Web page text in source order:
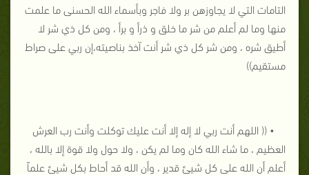
التامات التي لا يجاوزهن بر ولا فاجر وبأسماء الله الحسنى ما علمت
منها وما لم أعلم من شر ما خلق و ذرأ و برأ ، ومن كل ذي شر لا
أطيق شره ، ومن شر كل ذي شر أنت آخذ بناصيته،إن ربي على صراط
مستقيم))
• (( اللهم أنت ربي لا إله إلا أنت عليك توكلت وأنت رب العرش
العظيم ، ما شاء الله كان وما لم يكن ، ولا حول ولا قوة إلا بالله ،
أعلم أن الله على كل شيئ قدير ، وأن الله قد أحاط بكل شيئ علماً